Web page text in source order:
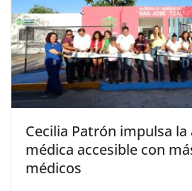
Cecilia Patrón impulsa
médica accesible con
médicos